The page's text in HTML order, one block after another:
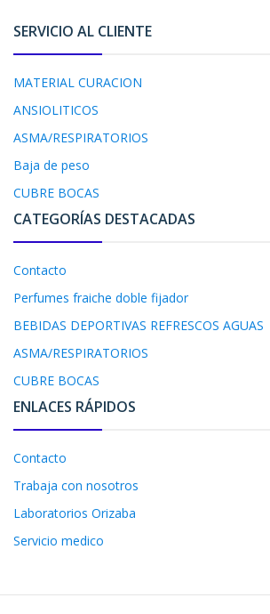
SERVICIO AL CLIENTE
MATERIAL CURACION
ANSIOLITICOS
ASMA/RESPIRATORIOS
Baja de peso
CUBRE BOCAS
CATEGORÍAS DESTACADAS
Contacto
Perfumes fraiche doble fijador
BEBIDAS DEPORTIVAS REFRESCOS AGUAS
ASMA/RESPIRATORIOS
CUBRE BOCAS
ENLACES RÁPIDOS
Contacto
Trabaja con nosotros
Laboratorios Orizaba
Servicio medico